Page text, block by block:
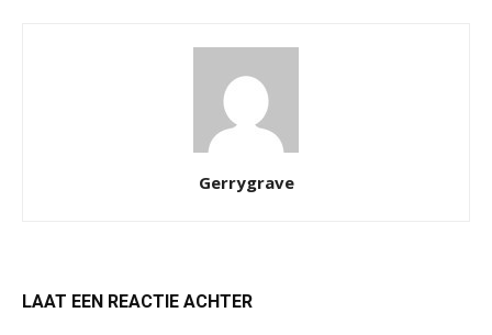
Gerrygrave
LAAT EEN REACTIE ACHTER